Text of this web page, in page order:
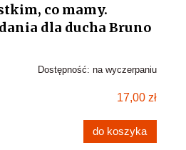
co mamy.
dla ducha Bruno
Dostępność: na wyczerpaniu
17,00 zł
do koszyka